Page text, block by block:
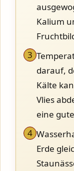
Kalium
3
darauf,
Kälte
Vlies
eine
4
Erde